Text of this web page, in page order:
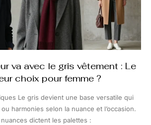
va avec le gris vêtement : Le
choix pour femme ?
Le gris devient une base versatile qui
harmonies selon la nuance et l’occasion.
nuances dictent les palettes :